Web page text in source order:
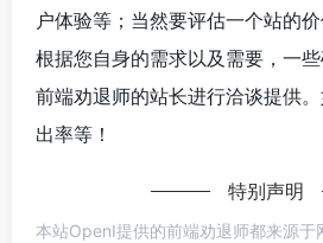
户体验等；当然要评估一个站的
根据您自身的需求以及需要，一
前端劝退师的站长进行洽谈提供
出率等！
特别声明
本站OpenI提供的前端劝退师都来源于